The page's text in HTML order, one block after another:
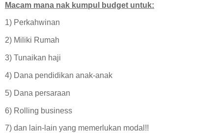
Macam mana nak kumpul budget untuk:
1) Perkahwinan
2) Miliki Rumah
3) Tunaikan haji
4) Dana pendidikan anak-anak
5) Dana persaraan
6) Rolling business
7) dan lain-lain yang memerlukan modal!!